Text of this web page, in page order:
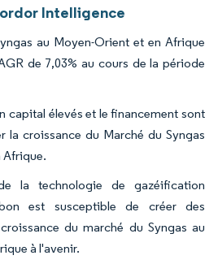
Intelligence
au Moyen-Orient et en Afrique
de 7,03% au cours de la période
capital élevés et le financement sont
la croissance du Marché du Syngas
Afrique.
la technologie de gazéification
est susceptible de créer des
du marché du Syngas au
à l'avenir.